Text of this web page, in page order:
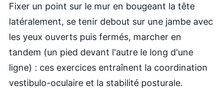
Fixer un point sur le mur en bougeant la tête
latéralement, se tenir debout sur une jambe avec
les yeux ouverts puis fermés, marcher en
tandem (un pied devant l'autre le long d'une
ligne) : ces exercices entraînent la coordination
vestibulo-oculaire et la stabilité posturale.